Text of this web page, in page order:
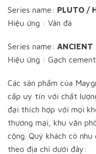
Series name: PLUTO /
Hiệu ứng : Vân đá
Series name: ANCIENT
Hiệu ứng : Gạch cement
Các sản phẩm của
cấp uy tín với chất
đại thích hợp với mọi
thương mại, khu văn
cộng. Quý khách có
theo địa chỉ dưới đây: